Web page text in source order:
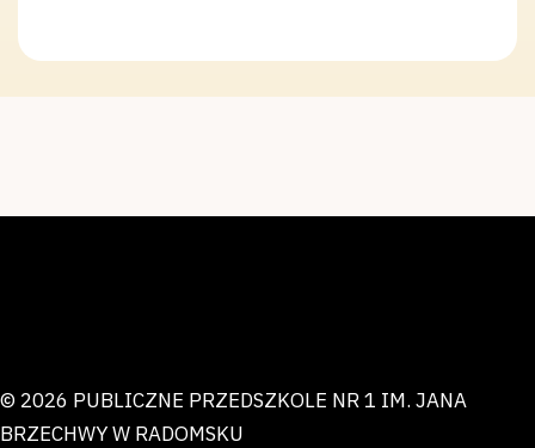
© 2026 PUBLICZNE PRZEDSZKOLE NR 1 IM. JANA
BRZECHWY W RADOMSKU